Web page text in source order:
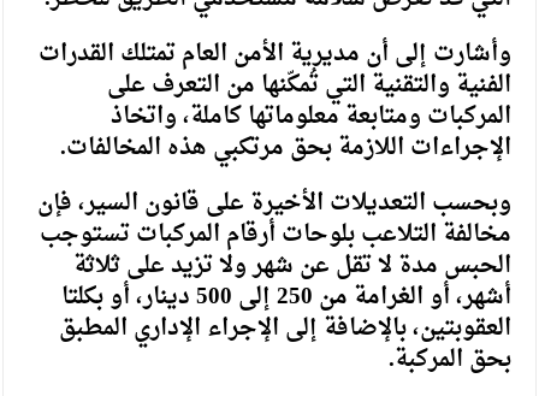
وأشارت إلى أن مديرية الأمن العام تمتلك القدرات
الفنية والتقنية التي تُمكّنها من التعرف على
المركبات ومتابعة معلوماتها كاملة، واتخاذ
الإجراءات اللازمة بحق مرتكبي هذه المخالفات.
وبحسب التعديلات الأخيرة على قانون السير، فإن
مخالفة التلاعب بلوحات أرقام المركبات تستوجب
الحبس مدة لا تقل عن شهر ولا تزيد على ثلاثة
أشهر، أو الغرامة من 250 إلى 500 دينار، أو بكلتا
العقوبتين، بالإضافة إلى الإجراء الإداري المطبق
بحق المركبة.